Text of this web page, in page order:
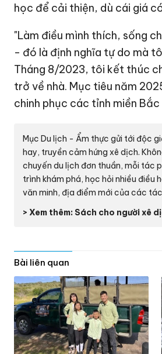
học để cải thiện, dù cái giá
"Làm điều mình thích, sống
- đó là định nghĩa tự do mà
Tháng 8/2023, tôi kết thúc
trở về nhà. Mục tiêu năm
chinh phục các tỉnh miền
Mục Du lịch - Ẩm thực gửi tới độc
hay, truyền cảm hứng xê dịch.
chuyến du lịch đơn thuần, mỗi tác
trình khám phá, học hỏi nhiều điều
văn minh, địa điểm mới của các
> Xem thêm: Sách cho người xê
Bài liên quan